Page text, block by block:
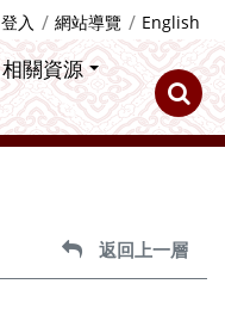
登入 網站導覽 English
相關資源
返回上一層